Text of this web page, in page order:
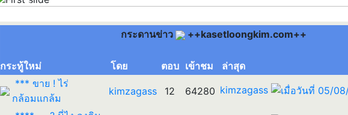
Previous
กระดานข่าว ++kasetloongkim.com++
กระทู้ใหม่ โดย ตอบ เข้าชม
ล่าสุด
*** ขาย ! ไร่
กล้อมแกล้ม
kimzagass 12 64280 kimzagass